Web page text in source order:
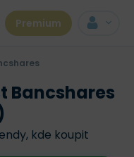
Premium
Bancshares
kde koupit